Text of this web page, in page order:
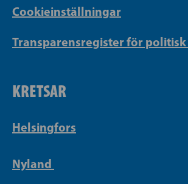
Cookieinställningar
Transparensregister för
KRETSAR
Helsingfors
Nyland